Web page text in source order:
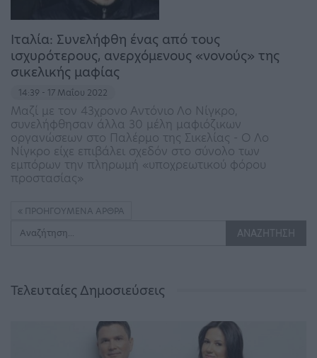
Ιταλία: Συνελήφθη ένας από τους
ισχυρότερους, ανερχόμενους «νονούς» της
σικελικής μαφίας
14:39 - 17 Μαΐου 2022
Μαζί με τον 43χρονο Αντόνιο Λο Νίγκρο,
συνελήφθησαν άλλα 30 μέλη μαφιόζικων
οργανώσεων στο Παλέρμο της Σικελίας - Ο Λο
Νίγκρο είχε επιβάλει σχεδόν στο σύνολο των
εμπόρων την πληρωμή «υποχρεωτικού φόρου
προστασίας»
ΠΡΟΗΓΟΎΜΕΝΑ ΆΡΘΡΑ
Τελευταίες Δημοσιεύσεις